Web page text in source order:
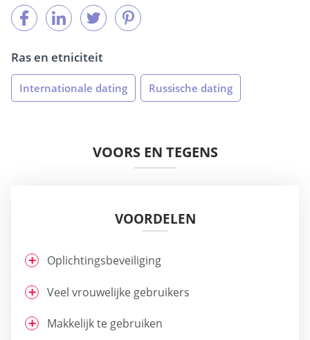
Ras en etniciteit
Internationale dating Russische dating
VOORS EN TEGENS
VOORDELEN
Oplichtingsbeveiliging
Veel vrouwelijke gebruikers
Makkelijk te gebruiken